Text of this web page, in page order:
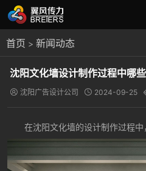
首页 > 新闻动态
沈阳文化墙设计制作过程中哪
 沈阳广告设计公司  2024-09-25
在沈阳文化墙的设计制作过程中